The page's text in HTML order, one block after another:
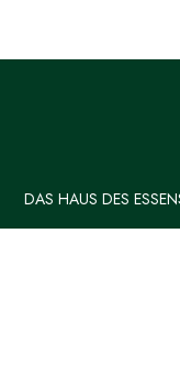
DAS HAUS DES